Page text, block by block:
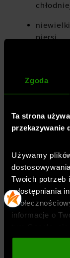
Zgoda
Ta strona
przekazywanie
Używamy
Twoich potrzeb
udostępniania
informacje o
zajmującym
partnerzy
piersi
Dzięki
bluza
się
Płeć:
Przeznaczenie
Krój:
Szary
Długość: